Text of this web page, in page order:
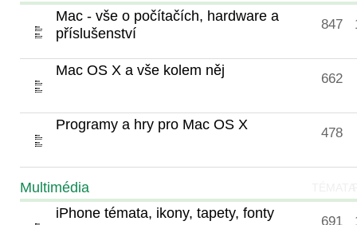
Mac - vše o počítačích, hardware a
příslušenství
847
Mac OS X a vše kolem něj
662
Programy a hry pro Mac OS X
478
Multimédia
iPhone témata, ikony, tapety, fonty
691